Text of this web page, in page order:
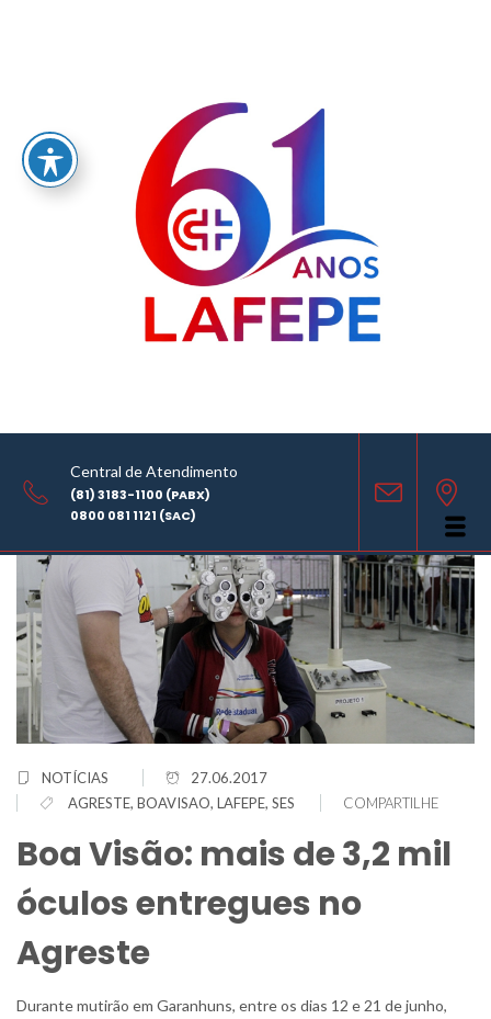
Central de Atendimento
(81) 3183-1100 (PABX)
0800 081 1121 (SAC)
Boa Visão: mais de 3,2 mil óculos entregues no Agreste
NOTÍCIAS
27.06.2017
AGRESTE, BOAVISAO, LAFEPE, SES COMPARTILHE
Boa Visão: mais de 3,2 mil
óculos entregues no
Agreste
Durante mutirão em Garanhuns, entre os dias 12 e 21 de junho,